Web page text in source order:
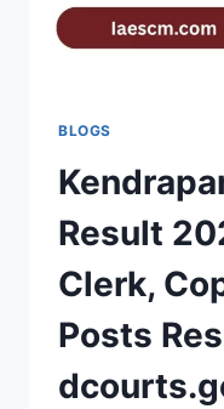
BLOGS
Result
Clerk,
Posts